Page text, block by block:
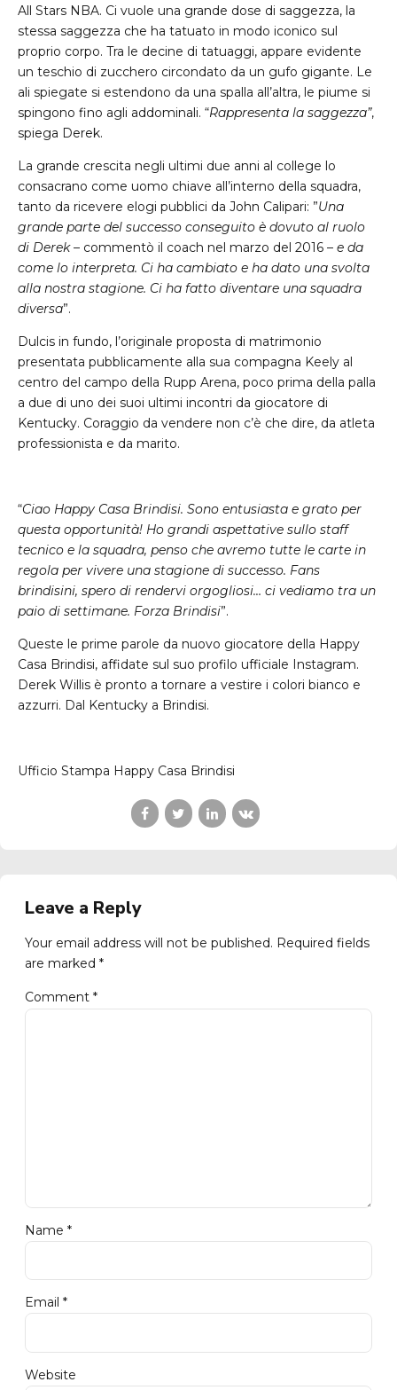
All Stars NBA. Ci vuole una grande dose di saggezza, la
stessa saggezza che ha tatuato in modo iconico sul
proprio corpo. Tra le decine di tatuaggi, appare evidente
un teschio di zucchero circondato da un gufo gigante. Le
ali spiegate si estendono da una spalla all’altra, le piume si
spingono fino agli addominali. “Rappresenta la saggezza”,
spiega Derek.
La grande crescita negli ultimi due anni al college lo
consacrano come uomo chiave all’interno della squadra,
tanto da ricevere elogi pubblici da John Calipari: ”Una
grande parte del successo conseguito è dovuto al ruolo
di Derek– commentò il coach nel marzo del 2016 – e da
come lo interpreta. Ci ha cambiato e ha dato una svolta
alla nostra stagione. Ci ha fatto diventare una squadra
diversa”.
Dulcis in fundo, l’originale proposta di matrimonio
presentata pubblicamente alla sua compagna Keely al
centro del campo della Rupp Arena, poco prima della palla
a due di uno dei suoi ultimi incontri da giocatore di
Kentucky. Coraggio da vendere non c’è che dire, da atleta
professionista e da marito.
“Ciao Happy Casa Brindisi. Sono entusiasta e grato per
questa opportunità! Ho grandi aspettative sullo staff
tecnico e la squadra, penso che avremo tutte le carte in
regola per vivere una stagione di successo. Fans
brindisini, spero di rendervi orgogliosi… ci vediamo tra un
paio di settimane. Forza Brindisi”.
Queste le prime parole da nuovo giocatore della Happy
Casa Brindisi, affidate sul suo profilo ufficiale Instagram.
Derek Willis è pronto a tornare a vestire i colori bianco e
azzurri. Dal Kentucky a Brindisi.
Ufficio Stampa Happy Casa Brindisi
Leave a Reply
Your email address will not be published. Required fields
are marked *
Comment *
Name *
Email *
Website